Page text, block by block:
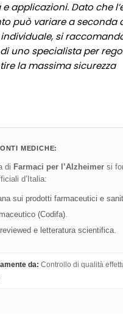
applicazioni. Dato che
può variare a seconda
si
uno specialista per
la massima sicurezza
MEDICHE:
di Farmaci per l’Alzheimer si
d’Italia:
sui prodotti farmaceutici e
(Codifa).
e letteratura scientifica.
da:Controllo di qualità
.